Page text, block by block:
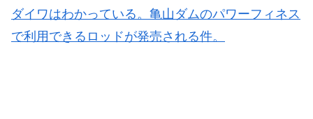
ダイワはわかっている。亀山ダムのパワーフィネス
で利用できるロッドが発売される件。